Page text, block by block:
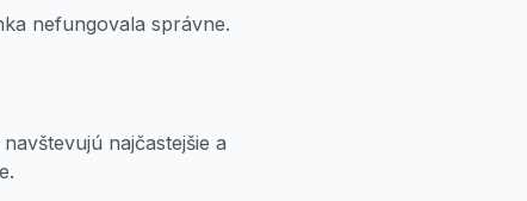
nefungovala správne.
najčastejšie a